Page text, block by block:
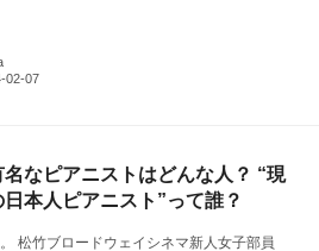
史について。カバー画像：『ピアノ 2
名なピアニストはどんな人？ “現
本人ピアニスト”って誰？
松竹ブロードウェイシネマ新人女子部員